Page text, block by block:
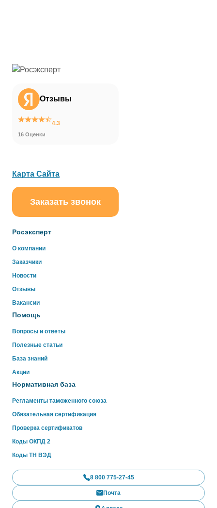
Отзывы
4.3
16 Оценки
Росэксперт
О компании
Заказчики
Новости
Отзывы
Вакансии
Помощь
Вопросы и ответы
Полезные статьи
База знаний
Акции
Нормативная база
Регламенты таможенного союза
Обязательная сертификация
Проверка сертификатов
Коды ОКПД 2
Коды ТН ВЭД
Карта Сайта
Заказать звонок
8 800 775-27-45
Почта
online
Здравствуйте!
Свяжитесь с нами через WhatsApp нажав на кнопку